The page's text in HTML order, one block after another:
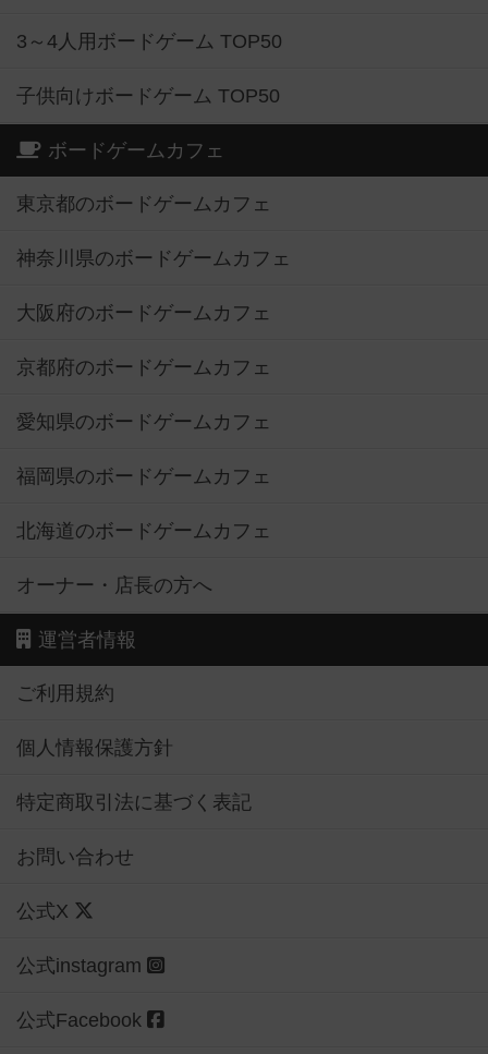
3～4人用ボードゲーム TOP50
子供向けボードゲーム TOP50
ボードゲームカフェ
東京都のボードゲームカフェ
神奈川県のボードゲームカフェ
大阪府のボードゲームカフェ
京都府のボードゲームカフェ
愛知県のボードゲームカフェ
福岡県のボードゲームカフェ
北海道のボードゲームカフェ
オーナー・店長の方へ
運営者情報
ご利用規約
個人情報保護方針
特定商取引法に基づく表記
お問い合わせ
公式X
公式instagram
公式Facebook